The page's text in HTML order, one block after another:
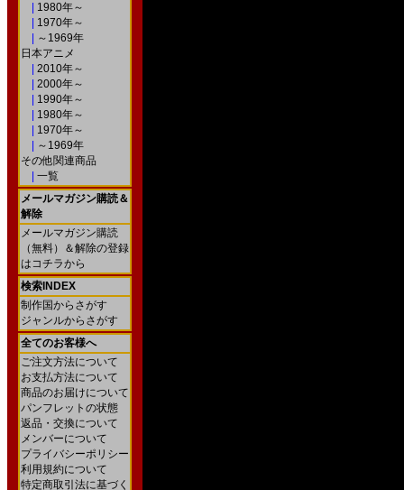
1980年～
1970年～
～1969年
日本アニメ
2010年～
2000年～
1990年～
1980年～
1970年～
～1969年
その他関連商品
一覧
メールマガジン購読＆
解除
メールマガジン購読
（無料）＆解除の登録
はコチラから
検索INDEX
制作国からさがす
ジャンルからさがす
全てのお客様へ
ご注文方法について
お支払方法について
商品のお届けについて
パンフレットの状態
返品・交換について
メンバーについて
プライバシーポリシー
利用規約について
特定商取引法に基づく